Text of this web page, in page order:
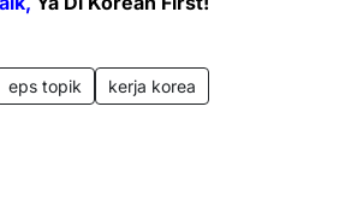
eps topik
kerja korea